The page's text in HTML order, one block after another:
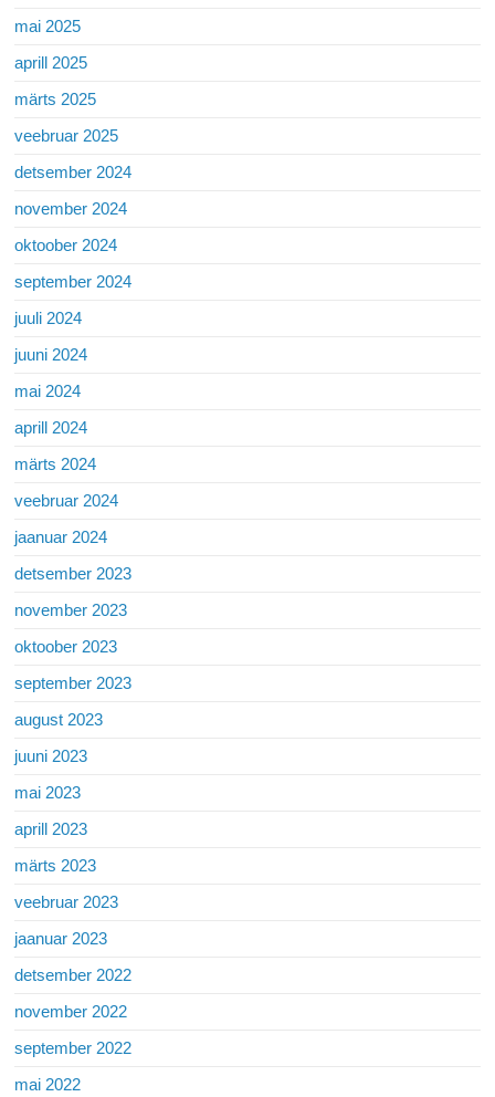
mai 2025
aprill 2025
märts 2025
veebruar 2025
detsember 2024
november 2024
oktoober 2024
september 2024
juuli 2024
juuni 2024
mai 2024
aprill 2024
märts 2024
veebruar 2024
jaanuar 2024
detsember 2023
november 2023
oktoober 2023
september 2023
august 2023
juuni 2023
mai 2023
aprill 2023
märts 2023
veebruar 2023
jaanuar 2023
detsember 2022
november 2022
september 2022
mai 2022